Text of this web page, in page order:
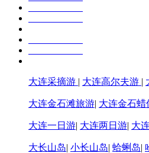
大连采摘游 | 大连高尔夫游 |
大连金石滩旅游| 大连金石蜡
大连一日游| 大连两日游| 大
大长山岛| 小长山岛| 蛤蜊岛|